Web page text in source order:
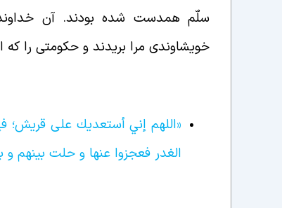
سلّم همدست شده بودند. آن
خویشاوندی مرا بریدند و حکومتی را که
«اللهم إني أستعديك على قريش؛
الغدر فعجزوا عنها و حلت بينهم و